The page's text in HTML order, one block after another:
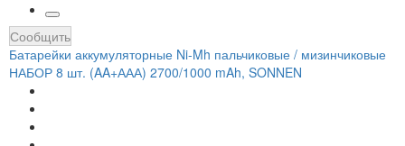
Сообщить
Батарейки аккумуляторные Ni-Mh пальчиковые / мизинчиковые
НАБОР 8 шт. (AA+ААА) 2700/1000 mAh, SONNEN